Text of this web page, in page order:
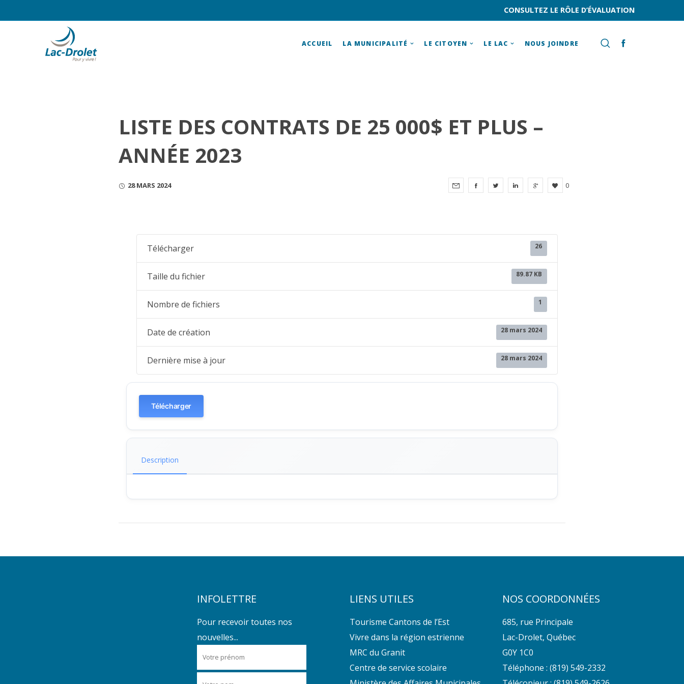
CONSULTEZ LE RÔLE D’ÉVALUATION
ACCUEIL LA MUNICIPALITÉ LE CITOYEN LE LAC NOUS JOINDRE
LISTE DES CONTRATS DE 25 000$ ET PLUS –
ANNÉE 2023
28 MARS 2024 0
Télécharger 26
Taille du fichier 89.87 KB
Nombre de fichiers 1
Date de création 28 mars 2024
Dernière mise à jour 28 mars 2024
Télécharger
Description
INFOLETTRE
Pour recevoir toutes nos
nouvelles...
LIENS UTILES
Tourisme Cantons de l’Est
Vivre dans la région estrienne
MRC du Granit
Centre de service scolaire
NOS COORDONNÉES
685, rue Principale
Lac-Drolet, Québec
G0Y 1C0
Téléphone : (819) 549-2332